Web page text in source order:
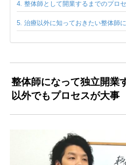
整体師として開業するまでのプロ
治療以外に知っておきたい整体師
整体師になって独立開業
以外でもプロセスが大事